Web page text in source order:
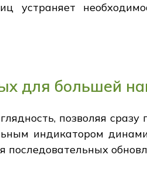
устраняет
для большей
позволяя
индикатором
последовательных